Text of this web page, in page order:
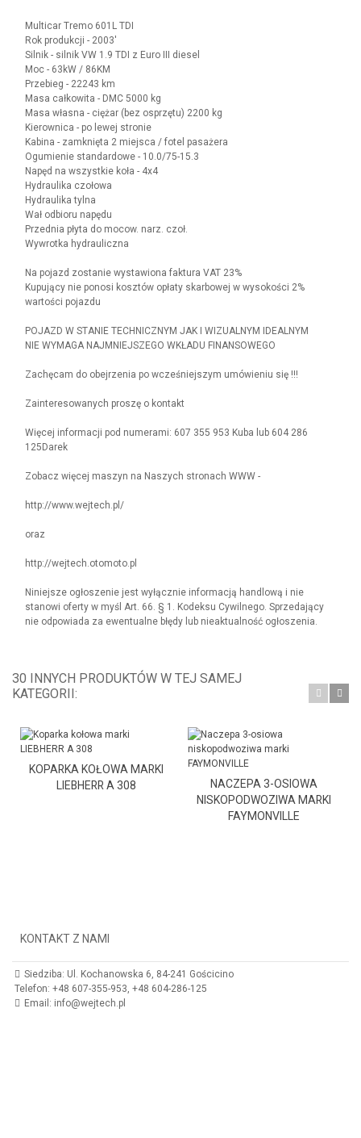
Multicar Tremo 601L TDI
Rok produkcji - 2003'
Silnik - silnik VW 1.9 TDI z Euro III diesel
Moc - 63kW / 86KM
Przebieg - 22243 km
Masa całkowita - DMC 5000 kg
Masa własna - ciężar (bez osprzętu) 2200 kg
Kierownica - po lewej stronie
Kabina - zamknięta 2 miejsca / fotel pasażera
Ogumienie standardowe - 10.0/75-15.3
Napęd na wszystkie koła - 4x4
Hydraulika czołowa
Hydraulika tylna
Wał odbioru napędu
Przednia płyta do mocow. narz. czoł.
Wywrotka hydrauliczna
Na pojazd zostanie wystawiona faktura VAT 23%
Kupujący nie ponosi kosztów opłaty skarbowej w wysokości 2%
wartości pojazdu
POJAZD W STANIE TECHNICZNYM JAK I WIZUALNYM IDEALNYM
NIE WYMAGA NAJMNIEJSZEGO WKŁADU FINANSOWEGO
Zachęcam do obejrzenia po wcześniejszym umówieniu się !!!
Zainteresowanych proszę o kontakt
Więcej informacji pod numerami: 607 355 953 Kuba lub 604 286
125Darek
Zobacz więcej maszyn na Naszych stronach WWW -
http://www.wejtech.pl/
oraz
http://wejtech.otomoto.pl
Niniejsze ogłoszenie jest wyłącznie informacją handlową i nie
stanowi oferty w myśl Art. 66. § 1. Kodeksu Cywilnego. Sprzedający
nie odpowiada za ewentualne błędy lub nieaktualność ogłoszenia.
30 INNYCH PRODUKTÓW W TEJ SAMEJ
KATEGORII:
KOPARKA KOŁOWA MARKI
LIEBHERR A 308
NACZEPA 3-OSIOWA
NISKOPODWOZIWA MARKI
FAYMONVILLE
KONTAKT Z NAMI
Siedziba: Ul. Kochanowska 6, 84-241 Gościcino
Telefon: +48 607-355-953, +48 604-286-125
Email: info@wejtech.pl